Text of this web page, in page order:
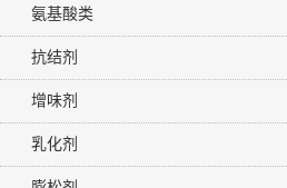
氨基酸类
抗结剂
增味剂
乳化剂